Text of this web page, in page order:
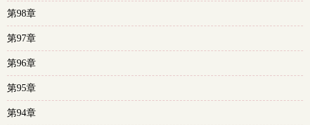
第98章
第97章
第96章
第95章
第94章